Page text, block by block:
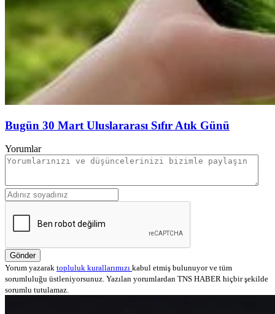
Bugün 30 Mart Uluslararası Sıfır Atık Günü
Yorumlar
Gönder
Yorum yazarak topluluk kurallarımızı kabul etmiş bulunuyor ve tüm
sorumluluğu üstleniyorsunuz. Yazılan yorumlardan TNS HABER hiçbir şekilde
sorumlu tutulamaz.